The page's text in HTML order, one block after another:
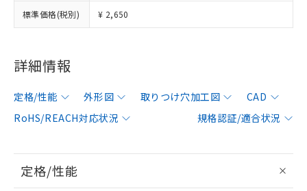
標準価格(税別) ¥ 2,650
詳細情報
定格/性能 外形図 取りつけ穴加工図
CAD
RoHS/REACH対応状況
規格認証/適合状況
定格/性能